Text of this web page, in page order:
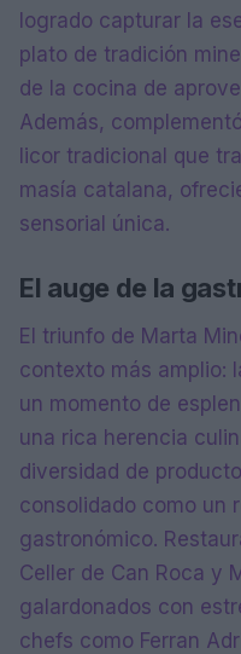
logrado capturar la
plato de tradición
de la cocina de
Además,
licor tradicional que
masía catalana,
sensorial única.
El auge de la
El triunfo de Marta
contexto más amplio:
un momento de
una rica herencia
diversidad de
consolidado como un
gastronómico.
Celler de Can Roca y
galardonados con
chefs como Ferran